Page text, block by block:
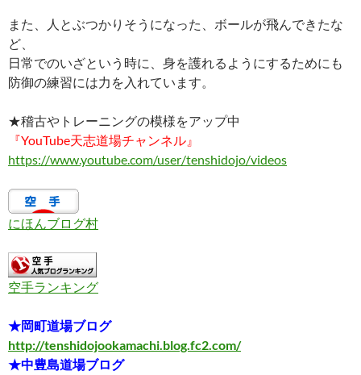
また、人とぶつかりそうになった、ボールが飛んできたな
ど、
日常でのいざという時に、身を護れるようにするためにも
防御の練習には力を入れています。
★稽古やトレーニングの模様をアップ中
『YouTube天志道場チャンネル』
https://www.youtube.com/user/tenshidojo/videos
にほんブログ村
空手ランキング
★岡町道場ブログ
http://tenshidojookamachi.blog.fc2.com/
★中豊島道場ブログ